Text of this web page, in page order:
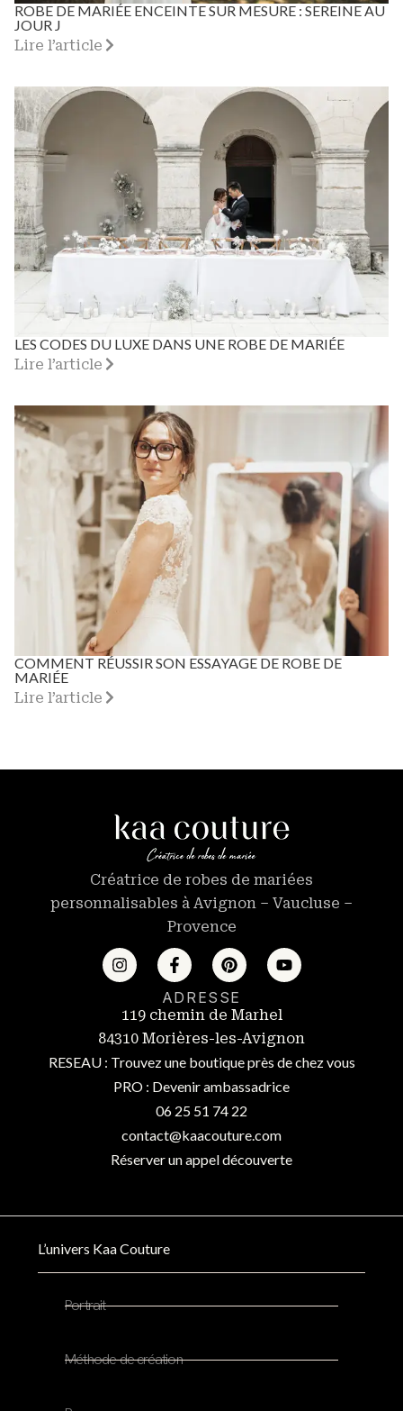
ROBE DE MARIÉE ENCEINTE SUR MESURE : SEREINE AU
JOUR J
Lire l’article
LES CODES DU LUXE DANS UNE ROBE DE MARIÉE
Lire l’article
COMMENT RÉUSSIR SON ESSAYAGE DE ROBE DE
MARIÉE
Lire l’article
L’univers Kaa Couture
Portrait
Méthode de création
ADRESSE
119 chemin de Marhel
84310 Morières-les-Avignon
RESEAU : Trouvez une boutique près de chez vous
PRO : Devenir ambassadrice
Créatrice de robes de mariées
personnalisables à Avignon – Vaucluse –
Provence
06 25 51 74 22
contact@kaacouture.com
Réserver un appel découverte